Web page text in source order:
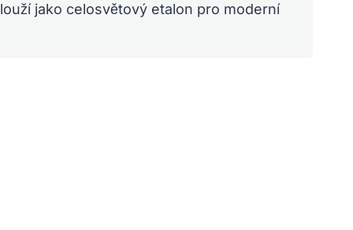
jako celosvětový etalon pro moderní